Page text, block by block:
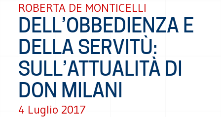
ROBERTA DE MONTICELLI
DELL’OBBEDIENZA E
DELLA SERVITÙ:
SULL’ATTUALITÀ DI
DON MILANI
4 Luglio 2017